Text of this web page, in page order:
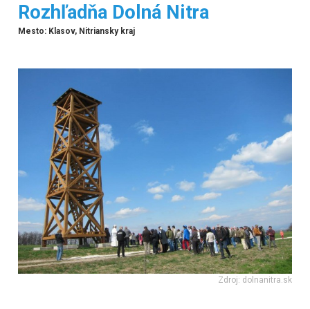
Rozhľadňa Dolná Nitra
Mesto: Klasov, Nitriansky kraj
Zdroj: dolnanitra.sk